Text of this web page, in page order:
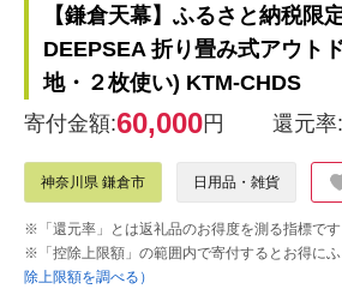
【鎌倉天幕】ふるさと納税限
DEEPSEA 折り畳み式アウト
地・２枚使い) KTM-CHDS
寄付金額:60,000円 還元率:
神奈川県 鎌倉市 日用品・雑貨
※「還元率」とは返礼品のお得度を測る指標です
※「控除上限額」の範囲内で寄付するとお得に
除上限額を調べる）